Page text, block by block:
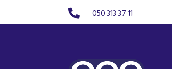
 050 313 37 11